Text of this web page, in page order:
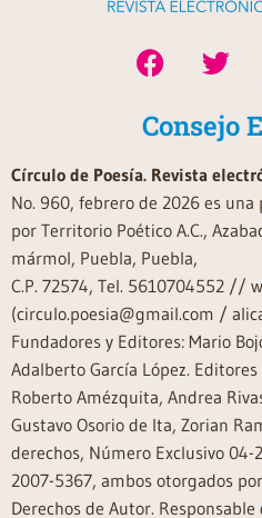
Consejo
Círculo de Poesía. Revista
No. 960, febrero de 2026 es
por Territorio Poético A.C.,
mármol, Puebla, Puebla,
C.P. 72574, Tel. 5610704552 //
(circulo.poesia@gmail.com /
Fundadores y Editores: Mario
Adalberto García López.
Roberto Amézquita, Andrea
Gustavo Osorio de Ita, Zorian
derechos, Número Exclusivo
2007-5367, ambos otorgados
Derechos de Autor.